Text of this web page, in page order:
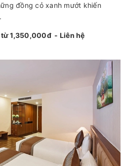
đồng cỏ xanh mướt khiến
1,350,000đ - Liên hệ